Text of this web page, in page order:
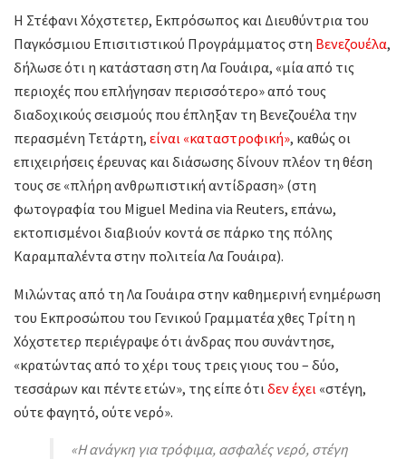
Η Στέφανι Χόχστετερ, Εκπρόσωπος και Διευθύντρια του
Παγκόσμιου Επισιτιστικού Προγράμματος στη Βενεζουέλα,
δήλωσε ότι η κατάσταση στη Λα Γουάιρα, «μία από τις
περιοχές που επλήγησαν περισσότερο» από τους
διαδοχικούς σεισμούς που έπληξαν τη Βενεζουέλα την
περασμένη Τετάρτη, είναι «καταστροφική», καθώς οι
επιχειρήσεις έρευνας και διάσωσης δίνουν πλέον τη θέση
τους σε «πλήρη ανθρωπιστική αντίδραση» (στη
φωτογραφία του Miguel Medina via Reuters, επάνω,
εκτοπισμένοι διαβιούν κοντά σε πάρκο της πόλης
Καραμπαλέντα στην πολιτεία Λα Γουάιρα).
Μιλώντας από τη Λα Γουάιρα στην καθημερινή ενημέρωση
του Εκπροσώπου του Γενικού Γραμματέα χθες Τρίτη η
Χόχστετερ περιέγραψε ότι άνδρας που συνάντησε,
«κρατώντας από το χέρι τους τρεις γιους του – δύο,
τεσσάρων και πέντε ετών», της είπε ότι δεν έχει «στέγη,
ούτε φαγητό, ούτε νερό».
«Η ανάγκη για τρόφιμα, ασφαλές νερό, στέγη